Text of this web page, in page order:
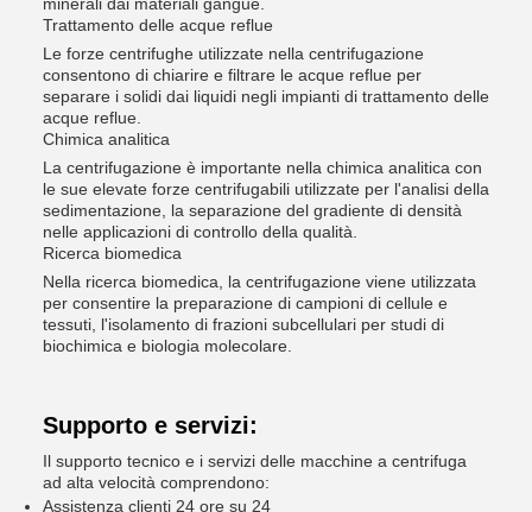
Trattamento delle acque reflue
Le forze centrifughe utilizzate nella centrifugazione
consentono di chiarire e filtrare le acque reflue per
separare i solidi dai liquidi negli impianti di trattamento delle
acque reflue.
Chimica analitica
La centrifugazione è importante nella chimica analitica con
le sue elevate forze centrifugabili utilizzate per l'analisi della
sedimentazione, la separazione del gradiente di densità
nelle applicazioni di controllo della qualità.
Ricerca biomedica
Nella ricerca biomedica, la centrifugazione viene utilizzata
per consentire la preparazione di campioni di cellule e
tessuti, l'isolamento di frazioni subcellulari per studi di
biochimica e biologia molecolare.
Supporto e servizi:
Il supporto tecnico e i servizi delle macchine a centrifuga
ad alta velocità comprendono:
Assistenza clienti 24 ore su 24